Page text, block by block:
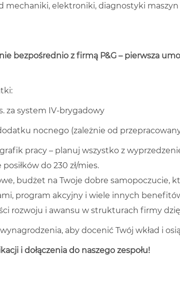
mechaniki, elektroniki, diagnostyki maszyn
bezpośrednio z firmą P&G – pierwsza
za system IV-brygadowy
nocnego (zależnie od
pracy – planuj wszystko z
do 230 zł/mies.
budżet na Twoje dobre samopoczucie,
program akcyjny i wiele innych
rozwoju i awansu w strukturach firmy
aby docenić Twój wkład i
i dołączenia do naszego zespołu!